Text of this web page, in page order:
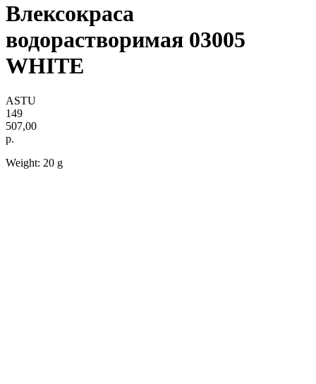
Влексокраса
водорастворимая 03005
WHITE
ASTU
149
507,00
р.
Weight: 20 g